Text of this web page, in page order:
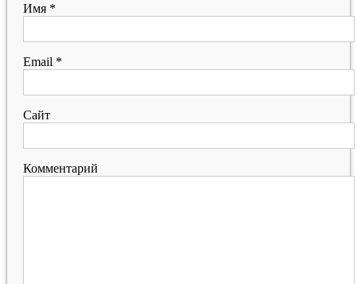
Имя *
Email *
Сайт
Комментарий